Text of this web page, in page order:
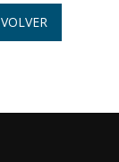
VOLVER